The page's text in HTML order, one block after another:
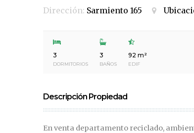
Dirección: Sarmiento 165
3
DORMITORIOS
3
BAÑOS
92 m²
EDIF
Descripción Propiedad
En venta departamento reciclado,